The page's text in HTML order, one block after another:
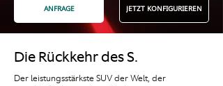
ANFRAGE JETZT KONFIGURIEREN
Die Rückkehr des S.
Der leistungsstärkste SUV der Welt, der